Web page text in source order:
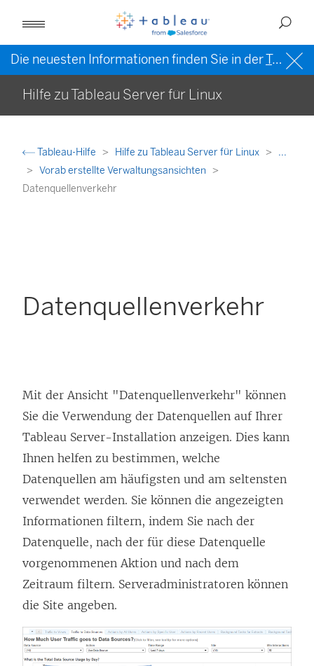
Die neuesten Informationen finden Sie in derTableau-Hilfe in englischer Sprache (US)
Hilfe zu Tableau Server für Linux
Tableau-Hilfe Hilfe zu Tableau Server für Linux
...
Vorab erstellte Verwaltungsansichten
Datenquellenverkehr
Datenquellenverkehr
Mit der Ansicht "Datenquellenverkehr" können
Sie die Verwendung der Datenquellen auf Ihrer
Tableau Server-Installation anzeigen. Dies kann
Ihnen helfen zu bestimmen, welche
Datenquellen am häufigsten und am seltensten
verwendet werden. Sie können die angezeigten
Informationen filtern, indem Sie nach der
Datenquelle, nach der für diese Datenquelle
vorgenommenen Aktion und nach dem
Zeitraum filtern. Serveradministratoren können
die Site angeben.